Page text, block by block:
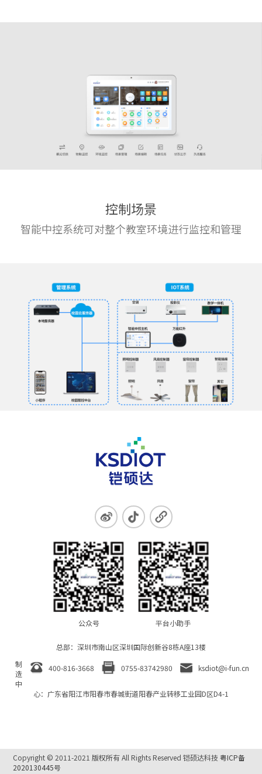
控制场景
智能中控系统可对整个教室环境进行监控和管理
公众号 平台小助手
总部：深圳市南山区深圳国际创新谷8栋A座13楼
400-816-3668 0755-83742980 ksdiot@i-fun.cn
制
造
中
心：广东省阳江市阳春市春城街道阳春产业转移工业园D区D4-1
Copyright © 2011-2021 版权所有 All Rights Reserved 铠硕达科技粤ICP备
2020130445号